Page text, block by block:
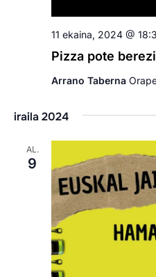
Pizza pote
11 ekaina, 2024 @
Arrano Taberna
iraila 2024
AL.
9